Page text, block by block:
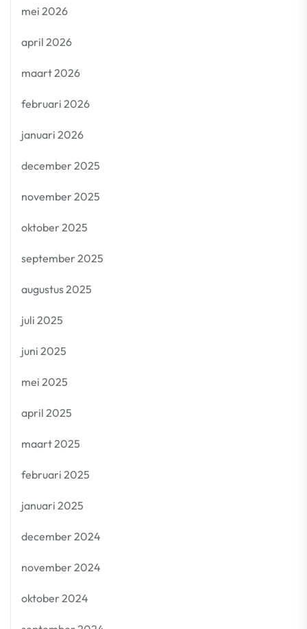
mei 2026
april 2026
maart 2026
februari 2026
januari 2026
december 2025
november 2025
oktober 2025
september 2025
augustus 2025
juli 2025
juni 2025
mei 2025
april 2025
maart 2025
februari 2025
januari 2025
december 2024
november 2024
oktober 2024